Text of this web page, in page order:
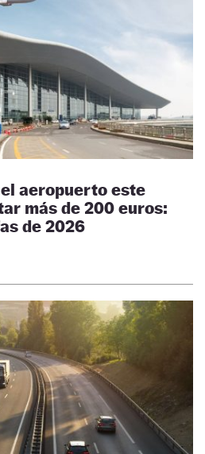
aeropuerto este
más de 200 euros:
de 2026